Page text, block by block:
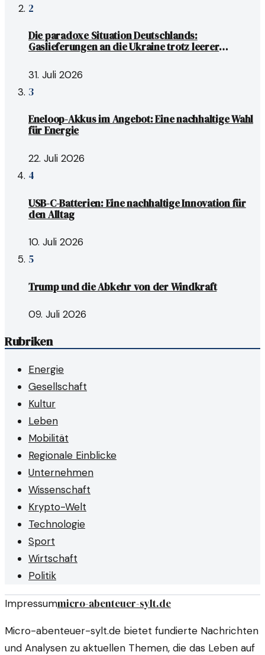
2
Die paradoxe Situation Deutschlands:
Gaslieferungen an die Ukraine trotz leerer
31. Juli 2026
3
Eneloop-Akkus im Angebot: Eine nachhaltige Wahl
für Energie
22. Juli 2026
4
USB-C-Batterien: Eine nachhaltige Innovation für
den Alltag
10. Juli 2026
5
Trump und die Abkehr von der Windkraft
09. Juli 2026
Rubriken
Energie
Gesellschaft
Kultur
Leben
Mobilität
Regionale Einblicke
Unternehmen
Wissenschaft
Krypto-Welt
Technologie
Sport
Wirtschaft
Politik
Impressummicro-abenteuer-sylt.de
Micro-abenteuer-sylt.de bietet fundierte Nachrichten
und Analysen zu aktuellen Themen, die das Leben auf